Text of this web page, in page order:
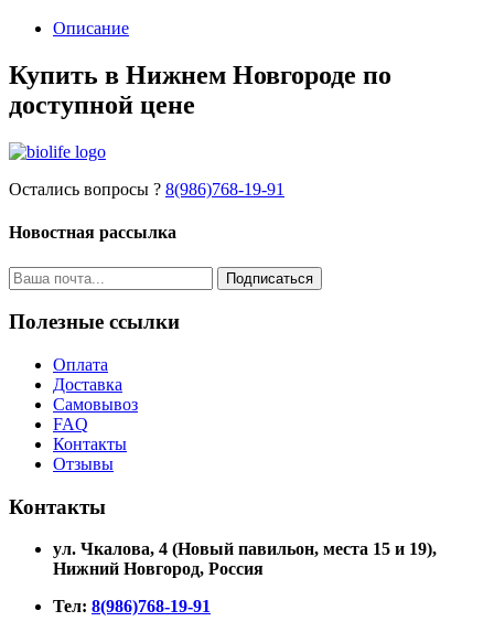
Описание
Купить в Нижнем Новгороде по
доступной цене
Остались вопросы ? 8(986)768-19-91
Новостная рассылка
Подписаться
Полезные ссылки
Оплата
Доставка
Самовывоз
FAQ
Контакты
Отзывы
Контакты
ул. Чкалова, 4 (Новый павильон, места 15 и 19),
Нижний Новгород, Россия
Тел: 8(986)768-19-91